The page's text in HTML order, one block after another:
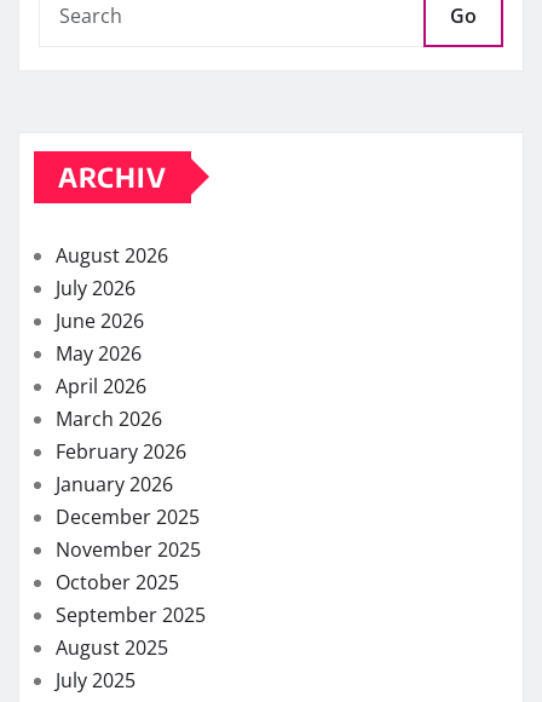
Go
ARCHIV
August 2026
July 2026
June 2026
May 2026
April 2026
March 2026
February 2026
January 2026
December 2025
November 2025
October 2025
September 2025
August 2025
July 2025